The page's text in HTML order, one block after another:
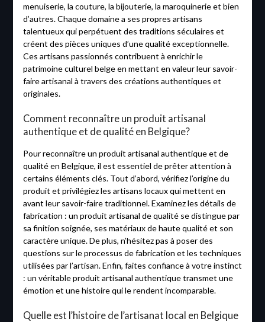
menuiserie, la couture, la bijouterie, la maroquinerie et bien
d’autres. Chaque domaine a ses propres artisans
talentueux qui perpétuent des traditions séculaires et
créent des pièces uniques d’une qualité exceptionnelle.
Ces artisans passionnés contribuent à enrichir le
patrimoine culturel belge en mettant en valeur leur savoir-
faire artisanal à travers des créations authentiques et
originales.
Comment reconnaître un produit artisanal
authentique et de qualité en Belgique?
Pour reconnaître un produit artisanal authentique et de
qualité en Belgique, il est essentiel de prêter attention à
certains éléments clés. Tout d’abord, vérifiez l’origine du
produit et privilégiez les artisans locaux qui mettent en
avant leur savoir-faire traditionnel. Examinez les détails de
fabrication : un produit artisanal de qualité se distingue par
sa finition soignée, ses matériaux de haute qualité et son
caractère unique. De plus, n’hésitez pas à poser des
questions sur le processus de fabrication et les techniques
utilisées par l’artisan. Enfin, faites confiance à votre instinct
: un véritable produit artisanal authentique transmet une
émotion et une histoire qui le rendent incomparable.
Quelle est l’histoire de l’artisanat local en Belgique